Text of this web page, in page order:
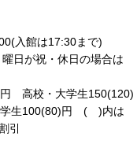
入館は17:30まで)
日が祝・休日の場合は
高校・大学生150(120)
学生100(80)円 ( )内は
引